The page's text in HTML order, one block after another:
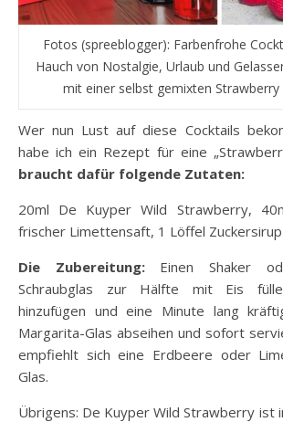
Fotos (spreeblogger): Farbenfrohe
Hauch von Nostalgie, Urlaub und
mit einer selbst gemixten Strawberry
Wer nun Lust auf diese Cocktails
habe ich ein Rezept für eine
braucht dafür folgende Zutaten:
20ml De Kuyper Wild Strawberry,
frischer Limettensaft, 1 Löffel Zuckersirup
Die Zubereitung:Einen Shaker
Schraubglas zur Hälfte mit Eis
hinzufügen und eine Minute lang
Margarita-Glas abseihen und sofort
empfiehlt sich eine Erdbeere oder
Glas.
Übrigens: De Kuyper Wild Strawberry ist